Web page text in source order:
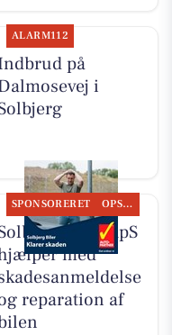
ALARM112
på
i
SPONSORERET OPSLAGSTAVLEN
Biler ApS
med
reparation af